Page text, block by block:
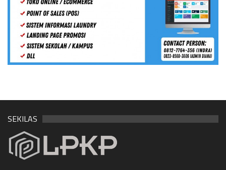
SEKILAS